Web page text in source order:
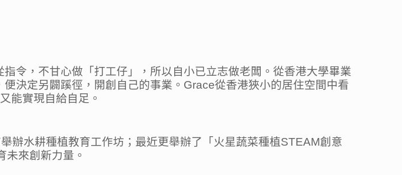
令，不甘心做「打工仔」，所以自小已立志做老闆。從香港大學畢業
決定另闢蹊徑，開創自己的事業。Grace從香港狹小的居住空間中看
能實現自給自足。
辦水耕種植教育工作坊；最近更舉辦了「火星蔬菜種植STEAM創意
來創新力量。